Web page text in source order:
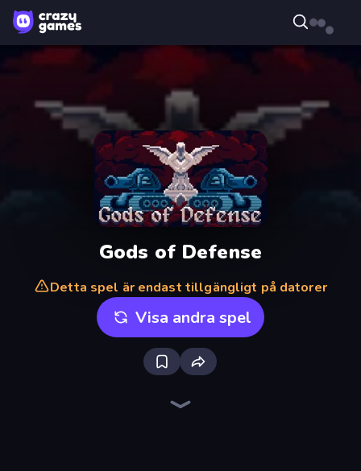
Gods of Defense
Detta spel är endast tillgängligt på datorer
Visa andra spel